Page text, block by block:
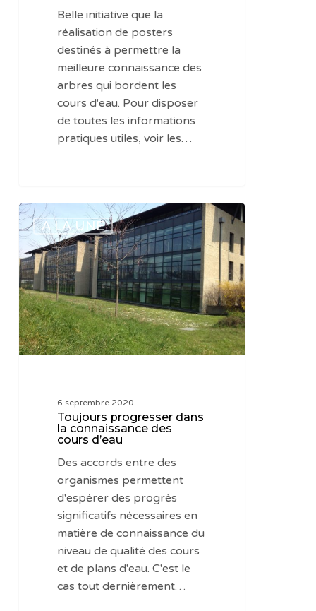
Belle initiative que la
réalisation de posters
destinés à permettre la
meilleure connaissance des
arbres qui bordent les
cours d'eau. Pour disposer
de toutes les informations
pratiques utiles, voir les…
Toujours
progresser
dans
la
connaissance
des
cours
d’eau
A LA UNE
6 septembre 2020
Toujours progresser dans
la connaissance des
cours d’eau
Des accords entre des
organismes permettent
d'espérer des progrès
significatifs nécessaires en
matière de connaissance du
niveau de qualité des cours
et de plans d'eau. C'est le
cas tout dernièrement…